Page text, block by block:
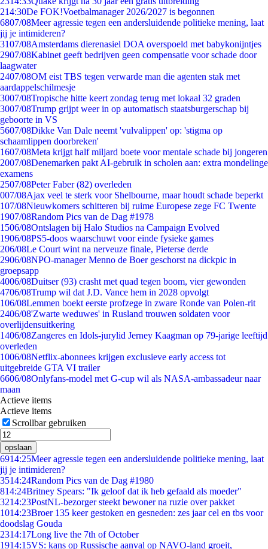
214:30De FOK!Voetbalmanager 2026/2027 is begonnen
6807/08Meer agressie tegen een andersluidende politieke mening, laat
jij je intimideren?
3107/08Amsterdams dierenasiel DOA overspoeld met babykonijntjes
2907/08Kabinet geeft bedrijven geen compensatie voor schade door
laagwater
2407/08OM eist TBS tegen verwarde man die agenten stak met
aardappelschilmesje
3007/08Tropische hitte keert zondag terug met lokaal 32 graden
3007/08Trump grijpt weer in op automatisch staatsburgerschap bij
geboorte in VS
5607/08Dikke Van Dale neemt 'vulvalippen' op: 'stigma op
schaamlippen doorbreken'
1607/08Meta krijgt half miljard boete voor mentale schade bij jongeren
2007/08Denemarken pakt AI-gebruik in scholen aan: extra mondelinge
examens
2507/08Peter Faber (82) overleden
007/08Ajax veel te sterk voor Shelbourne, maar houdt schade beperkt
107/08Nieuwkomers schitteren bij ruime Europese zege FC Twente
1907/08Random Pics van de Dag #1978
1506/08Ontslagen bij Halo Studios na Campaign Evolved
1906/08PS5-doos waarschuwt voor einde fysieke games
206/08Le Court wint na nerveuze finale, Pieterse derde
2906/08NPO-manager Menno de Boer geschorst na dickpic in
groepsapp
4006/08Duitser (93) crasht met quad tegen boom, vier gewonden
4706/08Trump wil dat J.D. Vance hem in 2028 opvolgt
106/08Lemmen boekt eerste profzege in zware Ronde van Polen-rit
2406/08'Zwarte weduwes' in Rusland trouwen soldaten voor
overlijdensuitkering
1406/08Zangeres en Idols-jurylid Jerney Kaagman op 79-jarige leeftijd
overleden
1006/08Netflix-abonnees krijgen exclusieve early access tot
uitgebreide GTA VI trailer
6606/08Onlyfans-model met G-cup wil als NASA-ambassadeur naar
maan
Actieve items
Actieve items
Scrollbar gebruiken
opslaan
6914:25Meer agressie tegen een andersluidende politieke mening, laat
jij je intimideren?
3514:24Random Pics van de Dag #1980
814:24Britney Spears: "Ik geloof dat ik heb gefaald als moeder"
3214:23PostNL-bezorger steekt bewoner na ruzie over pakket
1014:23Broer 135 keer gestoken en gesneden: zes jaar cel en tbs voor
doodslag Gouda
2314:17Long live the 7th of October
1914:15VS: kans op Russische aanval op NAVO-land groeit,